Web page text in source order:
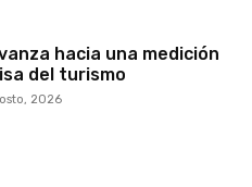
hacia una medición
del turismo
2026